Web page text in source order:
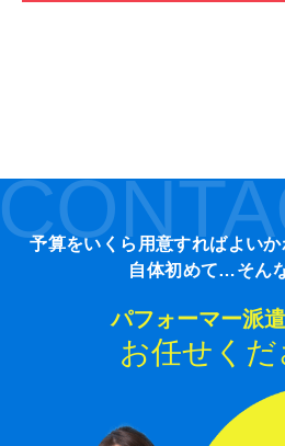
予算をいくら用意すればよい
自体初めて…そん
パフォーマー派遣
お任せくだ